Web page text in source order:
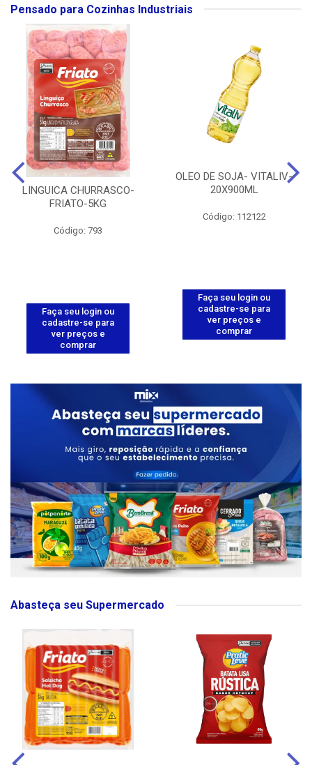
Pensado para Cozinhas Industriais
LINGUICA CHURRASCO-
FRIATO-5KG
Código: 793
Faça seu login ou
cadastre-se para
ver preços e
comprar
OLEO DE SOJA- VITALIV-
20X900ML
Código: 112122
Faça seu login ou
cadastre-se para
ver preços e
comprar
Abasteça seu Supermercado